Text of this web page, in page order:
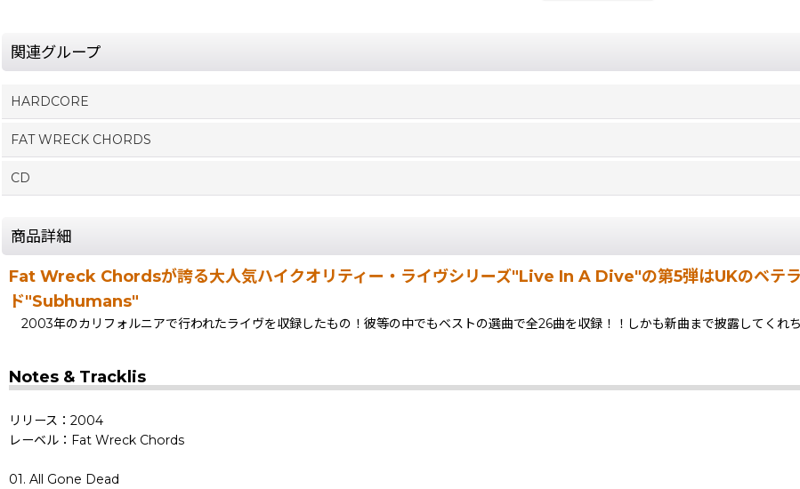
関連グループ
HARDCORE
FAT WRECK CHORDS
CD
商品詳細
Fat Wreck Chordsが誇る大人気ハイクオリティー・ライヴシリーズ"Live In A Dive"の第5弾はUKのベテ
ド"Subhumans"
2003年のカリフォルニアで行われたライヴを収録したもの！彼等の中でもベストの選曲で全26曲を収録！！しかも新曲まで披露してくれち
Notes & Tracklis
リリース：2004
レーベル：Fat Wreck Chords
01. All Gone Dead